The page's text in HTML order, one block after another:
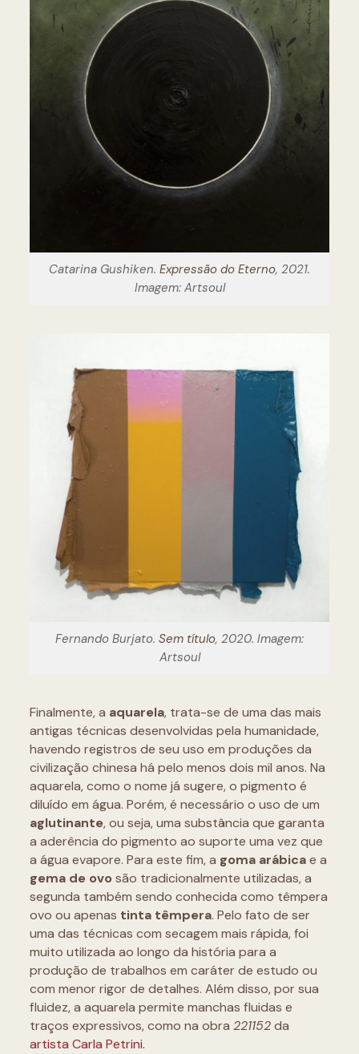
Catarina Gushiken. Expressão do Eterno, 2021.
Imagem: Artsoul
Fernando Burjato. Sem título, 2020. Imagem:
Artsoul
Finalmente, a aquarela, trata-se de uma das mais
antigas técnicas desenvolvidas pela humanidade,
havendo registros de seu uso em produções da
civilização chinesa há pelo menos dois mil anos. Na
aquarela, como o nome já sugere, o pigmento é
diluído em água. Porém, é necessário o uso de um
aglutinante, ou seja, uma substância que garanta
a aderência do pigmento ao suporte uma vez que
a água evapore. Para este fim, a goma arábicae a
gema de ovo são tradicionalmente utilizadas, a
segunda também sendo conhecida como têmpera
ovo ou apenas tinta têmpera. Pelo fato de ser
uma das técnicas com secagem mais rápida, foi
muito utilizada ao longo da história para a
produção de trabalhos em caráter de estudo ou
com menor rigor de detalhes. Além disso, por sua
fluidez, a aquarela permite manchas fluidas e
traços expressivos, como na obra 221152da
artista Carla Petrini.